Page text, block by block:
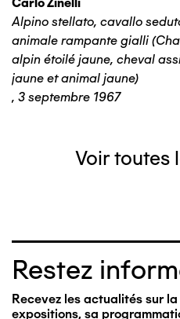
Alpino stellato, cavallo
animale rampante gialli
alpin étoilé jaune, cheval
jaune et animal jaune)
, 3 septembre 1967
Voir toutes
Restez
Recevez les actualités sur
expositions, sa